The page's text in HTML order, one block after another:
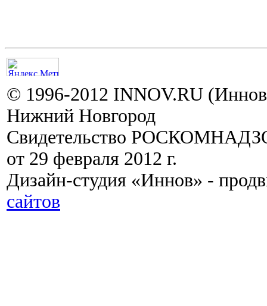
© 1996-2012 INNOV.RU
Нижний Новгород
Свидетельство
от 29 февраля 2012 г.
Дизайн-студия «Иннов» -
сайтов